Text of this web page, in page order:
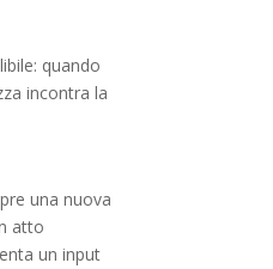
quando
incontra la
una nuova
atto
un input